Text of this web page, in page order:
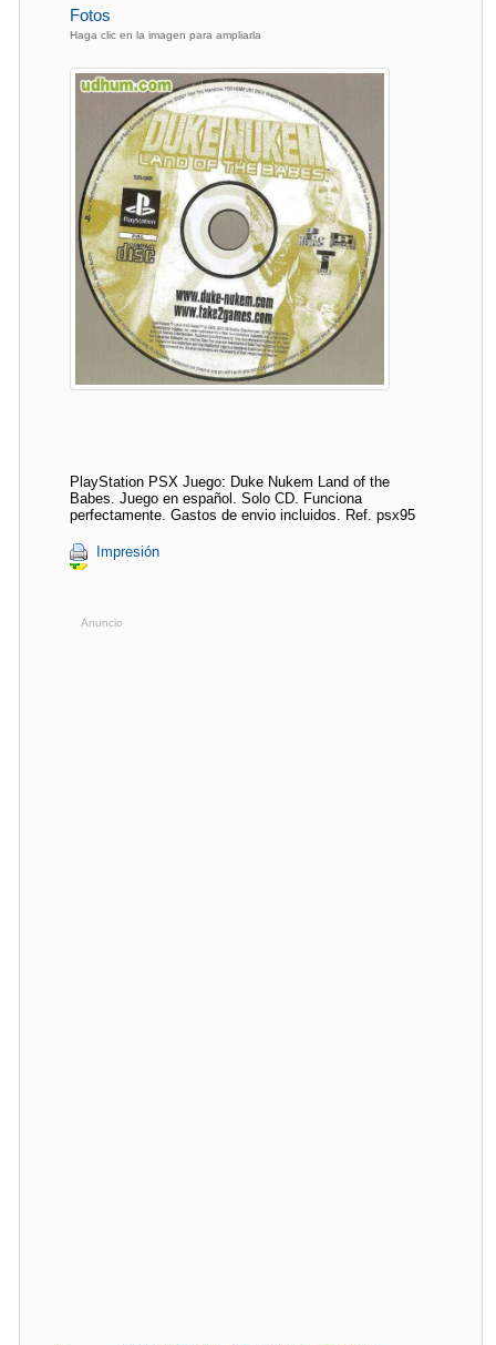
Fotos
Haga clic en la imagen para ampliarla
PlayStation PSX Juego: Duke Nukem Land of the
Babes. Juego en español. Solo CD. Funciona
perfectamente. Gastos de envio incluidos. Ref. psx95
Impresión
Anuncio